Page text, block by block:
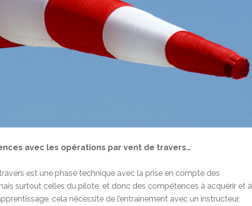
avec les opérations par vent de travers…
est une phase technique avec la prise en compte des
surtout celles du pilote, et donc des compétences à acquérir et à
cela nécessite de l’entraînement avec un instructeur,